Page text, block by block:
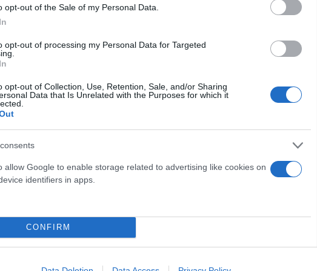
opt-out of the Sale of my Personal Data.
opt-out of processing my Personal Data for Targeted
opt-out of Collection, Use, Retention, Sale, and/or Sharing
Data that Is Unrelated with the Purposes for which it
allow Google to enable storage related to advertising like cookies on
identifiers in apps.
CONFIRM
σε μια επικείμενη κυβέρνηση «φανάρι» στη Γερμανία
μάλλον αποτυχημένη, όπως φάνηκε εκ των υστέρων, στάση
περασμένο μήνα την ΕΚΤ να αντισταθεί στον πειρασμό να
Εμπειρογνωμόνων πρότεινε η ΕΚΤ να εξετάσει το
plot» της Ομοσπονδιακής Τράπεζας των ΗΠΑ, μια γραφική
για το επιτόκιο-στόχο.
οι δαπάνες δικαιολογούνταν το περασμένο διάστημα,
από αυτή να απεμπλακούν από τη δημοσιονομική